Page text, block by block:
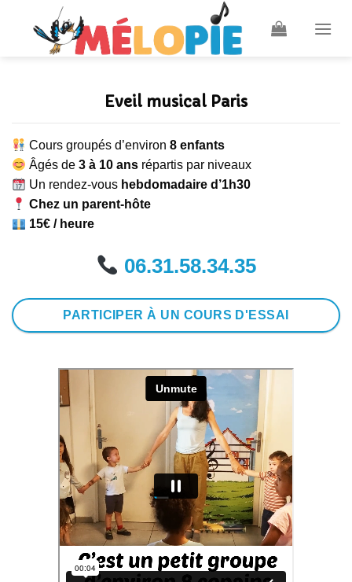
Eveil musical Paris
Cours groupés d’environ8 enfants
Âgés de3 à 10 ans répartis par niveaux
Un rendez-vous hebdomadaire d’1h30
Chez un parent-hôte
15€/ heure
06.31.58.34.35
PARTICIPER À UN COURS D'ESSAI